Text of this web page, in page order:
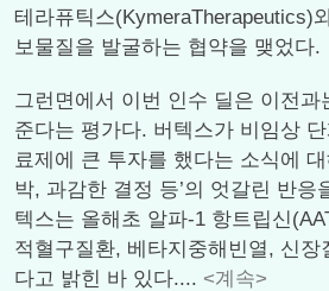
테라퓨틱스(KymeraTherapeutics)
보물질을 발굴하는 협약을 맺었다.
그런면에서 이번 인수 딜은 이전과
준다는 평가다. 버텍스가 비임상
료제에 큰 투자를 했다는 소식에
박, 과감한 결정 등’의 엇갈린 반응
텍스는 올해초 알파-1 항트립신
적혈구질환, 베타지중해빈열, 신장
다고 밝힌 바 있다.... <계속>